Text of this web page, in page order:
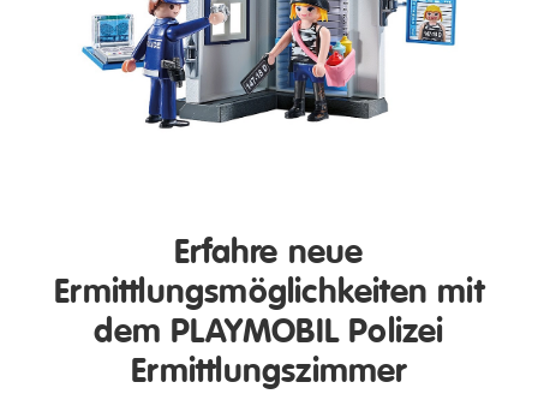
Erfahre neue
Ermittlungsmöglichkeiten mit
dem PLAYMOBIL Polizei
Ermittlungszimmer